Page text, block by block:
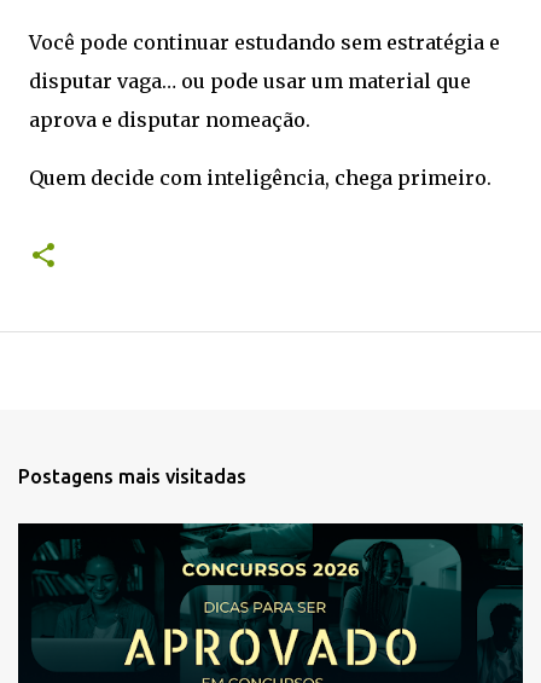
Você pode continuar estudando sem estratégia e
disputar vaga… ou pode usar um material que
aprova e disputar nomeação.
Quem decide com inteligência, chega primeiro.
Postagens mais visitadas